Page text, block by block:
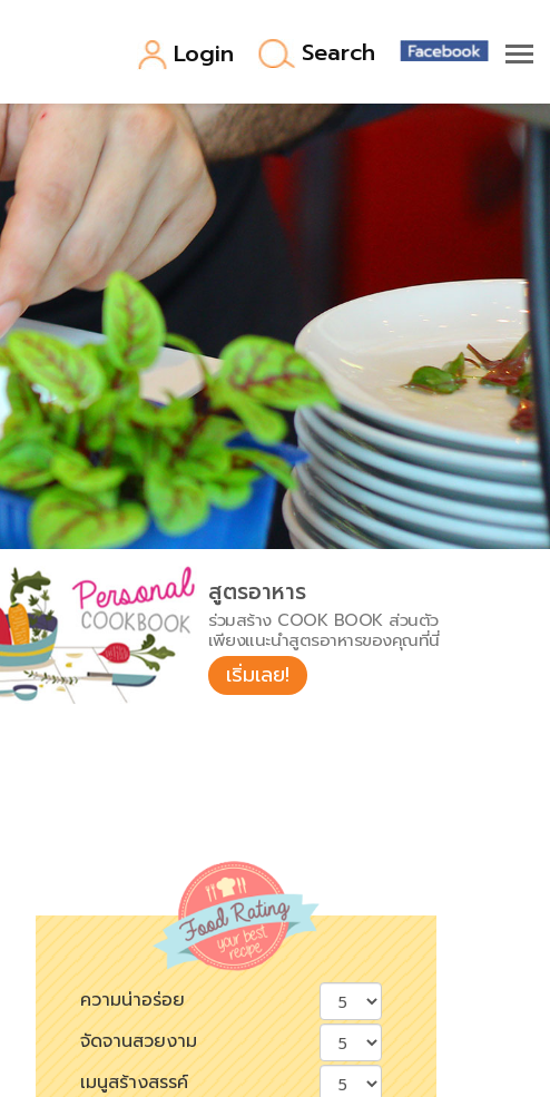
Login Search
สูตรอาหาร
ร่วมสร้าง COOK BOOK ส่วนตัว
เพียงแนะนำสูตรอาหารของคุณที่นี่
เริ่มเลย!
ความน่าอร่อย
จัดจานสวยงาม
เมนูสร้างสรรค์